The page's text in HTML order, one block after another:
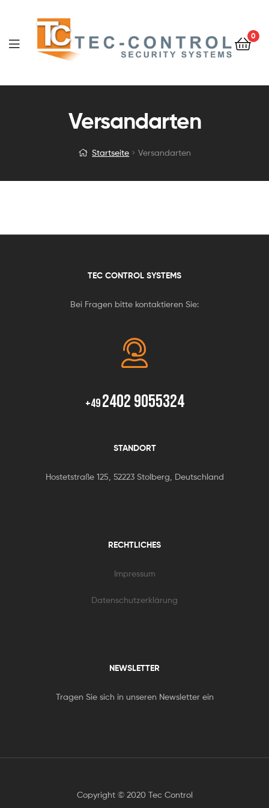
0
Versandarten
Startseite Versandarten
TEC CONTROL SYSTEMS
Bei Fragen bitte kontaktieren Sie:
+492402 9055324
STANDORT
Hostetstraße 125, 52223 Stolberg, Deutschland
RECHTLICHES
Impressum
Datenschutzerklärung
NEWSLETTER
Tragen Sie sich in unseren Newsletter ein
Copyright © 2020 Tec Control